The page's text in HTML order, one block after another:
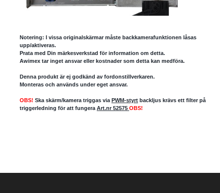
Notering: I vissa originalskärmar måste backkamerafunktionen låsas
upp/aktiveras.
Prata med Din märkesverkstad för information om detta.
Awimex tar inget ansvar eller kostnader som detta kan medföra.
Denna produkt är ej godkänd av fordonstillverkaren.
Monteras och används under eget ansvar.
OBS! Ska skärm/kamera triggas via PWM-styrt backljus krävs ett filter på
triggerledning för att fungera Art.nr 52575 OBS!